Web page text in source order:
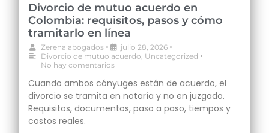
Divorcio de mutuo acuerdo en
Colombia: requisitos, pasos y cómo
tramitarlo en línea
Zerena abogados • julio 28, 2026 •
Divorcio de mutuo acuerdo Uncategorized •
No hay comentarios
Cuando ambos cónyuges están de acuerdo, el
divorcio se tramita en notaría y no en juzgado.
Requisitos, documentos, paso a paso, tiempos y
costos reales.